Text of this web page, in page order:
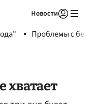
Новости
Проблемы с
хватает